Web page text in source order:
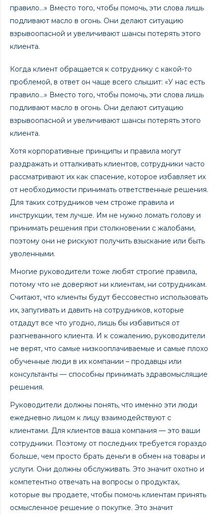
правило…» Вместо того, чтобы помочь, эти слова лишь
подливают масло в огонь. Они делают ситуацию
взрывоопасной и увеличивают шансы потерять этого
клиента.
Когда клиент обращается к сотруднику с какой-то
проблемой, в ответ он чаще всего слышит: «У нас есть
правило…» Вместо того, чтобы помочь, эти слова лишь
подливают масло в огонь. Они делают ситуацию
взрывоопасной и увеличивают шансы потерять этого
клиента.
Хотя корпоративные принципы и правила могут
раздражать и отталкивать клиентов, сотрудники часто
рассматривают их как спасение, которое избавляет их
от необходимости принимать ответственные решения.
Для таких сотрудников чем строже правила и
инструкции, тем лучше. Им не нужно ломать голову и
принимать решения при столкновении с жалобами,
поэтому они не рискуют получить взыскание или быть
уволенными.
Многие руководители тоже любят строгие правила,
потому что не доверяют ни клиентам, ни сотрудникам.
Считают, что клиенты будут бессовестно использовать
их, запугивать и давить на сотрудников, которые
отдадут все что угодно, лишь бы избавиться от
разгневанного клиента. И к сожалению, руководители
не верят, что самые низкооплачиваемые и самые плохо
обученные люди в их компании – продавцы или
консультанты — способны принимать здравомыслящие
решения.
Руководители должны понять, что именно эти люди
ежедневно лицом к лицу взаимодействуют с
клиентами. Для клиентов ваша компания — это ваши
сотрудники. Поэтому от последних требуется гораздо
больше, чем просто брать деньги в обмен на товары и
услуги. Они должны обслуживать. Это значит охотно и
компетентно отвечать на вопросы о продуктах,
которые вы продаете, чтобы помочь клиентам принять
осмысленное решение о покупке. Это значит